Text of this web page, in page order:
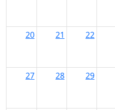
20 21 22
27 28 29